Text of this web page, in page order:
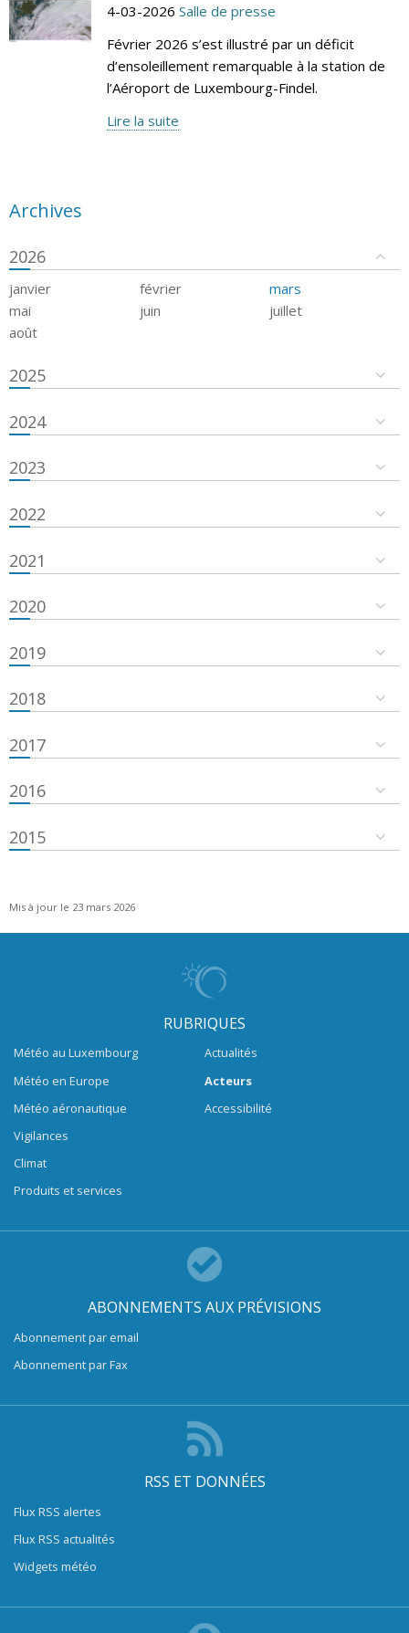
4-03-2026 Salle de presse
Février 2026 s’est illustré par un déficit
d’ensoleillement remarquable à la station de
l’Aéroport de Luxembourg-Findel.
Lire la suite
Archives
2026
janvier février
mars
mai
juin
juillet
août
2025
2024
2023
2022
2021
2020
2019
2018
2017
2016
2015
Mis à jour le 23 mars 2026
RUBRIQUES
Météo au Luxembourg
Météo en Europe
Météo aéronautique
Vigilances
Climat
Produits et services
Actualités
Acteurs
Accessibilité
ABONNEMENTS AUX PRÉVISIONS
Abonnement par email
Abonnement par Fax
RSS ET DONNÉES
Flux RSS alertes
Flux RSS actualités
Widgets météo